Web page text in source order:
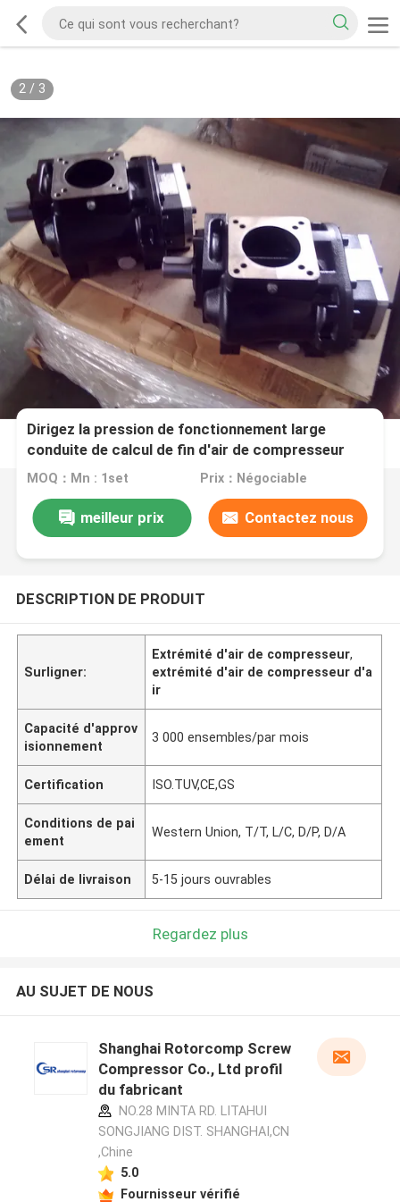
2/ 3
Dirigez la pression de fonctionnement large
conduite de calcul de fin d'air de compresseur
d'extrémité d'air de vis
MOQ：Mn : 1set Prix：Négociable
meilleur prix Contactez nous
DESCRIPTION DE PRODUIT
Surligner:
Extrémité d'air de compresseur,
extrémité d'air de compresseur d'a
ir
Capacité d'approv
isionnement
3 000 ensembles/par mois
Certification ISO.TUV,CE,GS
Conditions de pai
ement
Western Union, T/T, L/C, D/P, D/A
Délai de livraison 5-15 jours ouvrables
Regardez plus
AU SUJET DE NOUS
Shanghai Rotorcomp Screw
Compressor Co., Ltd profil
du fabricant
NO.28 MINTA RD. LITAHUI
SONGJIANG DIST. SHANGHAI,CN
,Chine
5.0
Fournisseur vérifié